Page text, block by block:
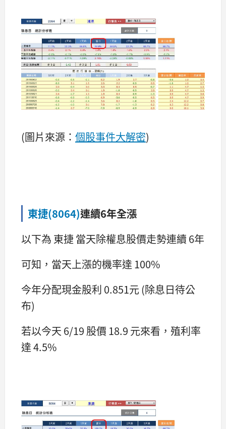
(圖片來源： 個股事件大解密)
東捷(8064)連續6年全漲
以下為 東捷 當天除權息股價走勢連續 6年
可知，當天上漲的機率達 100%
今年分配現金股利 0.851元 (除息日待公
布)
若以今天 6/19 股價 18.9 元來看，殖利率
達 4.5%